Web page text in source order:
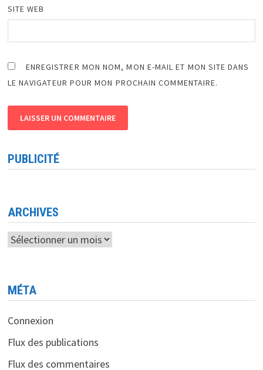
SITE WEB
ENREGISTRER MON NOM, MON E-MAIL ET MON SITE DANS
LE NAVIGATEUR POUR MON PROCHAIN COMMENTAIRE.
PUBLICITÉ
ARCHIVES
Archives
MÉTA
Connexion
Flux des publications
Flux des commentaires